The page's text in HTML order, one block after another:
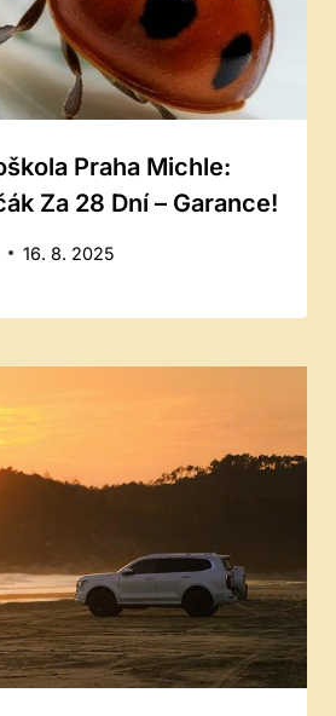
Praha Michle:
Za 28 Dní – Garance!
16. 8. 2025